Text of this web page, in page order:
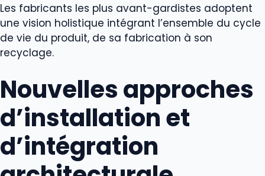
Les fabricants les plus avant-gardistes adoptent
une vision holistique intégrant l’ensemble du cycle
de vie du produit, de sa fabrication à son
recyclage.
Nouvelles approches
d’installation et
d’intégration